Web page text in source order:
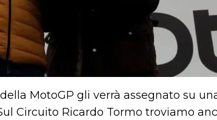
MotoGP gli verrà assegnato su
Circuito Ricardo Tormo troviamo